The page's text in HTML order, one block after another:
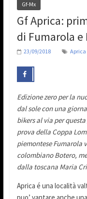
Gf-Mx
Gf Aprica:
di Fumarola e
23/09/2018
Edizione zero per la
dal sole con una
bikers al via per
prova della Coppa
piemontese Fumarola
colombiano Botero,
dalla toscana Maria
Aprica é una località